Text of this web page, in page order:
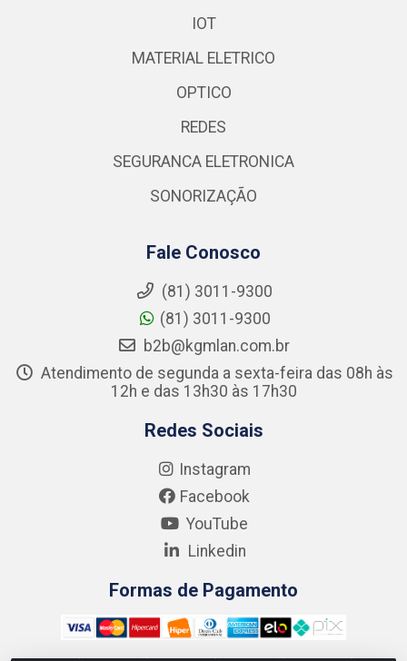
IOT
MATERIAL ELETRICO
OPTICO
REDES
SEGURANCA ELETRONICA
SONORIZAÇÃO
Fale Conosco
(81) 3011-9300
(81) 3011-9300
b2b@kgmlan.com.br
Atendimento de segunda a sexta-feira das 08h às
12h e das 13h30 às 17h30
Redes Sociais
Instagram
Facebook
YouTube
Linkedin
Formas de Pagamento